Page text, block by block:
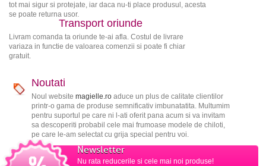
tot mai sigur si protejate, iar daca nu-ti place produsul, acesta
se poate returna usor.
Transport oriunde
Livram comanda ta oriunde te-ai afla. Costul de livrare
variaza in functie de valoarea comenzii si poate fi chiar
gratuit.
Noutati
Noul website magielle.roaduce un plus de calitate clientilor
printr-o gama de produse semnificativ imbunatatita. Multumim
pentru suportul pe care ni l-ati oferit pana acum si va invitam
sa descoperiti probabil cele mai frumoase modele de chiloti,
pe care le-am selectat cu grija special pentru voi.
Newsletter
Nu rata reducerile si cele mai noi produse!